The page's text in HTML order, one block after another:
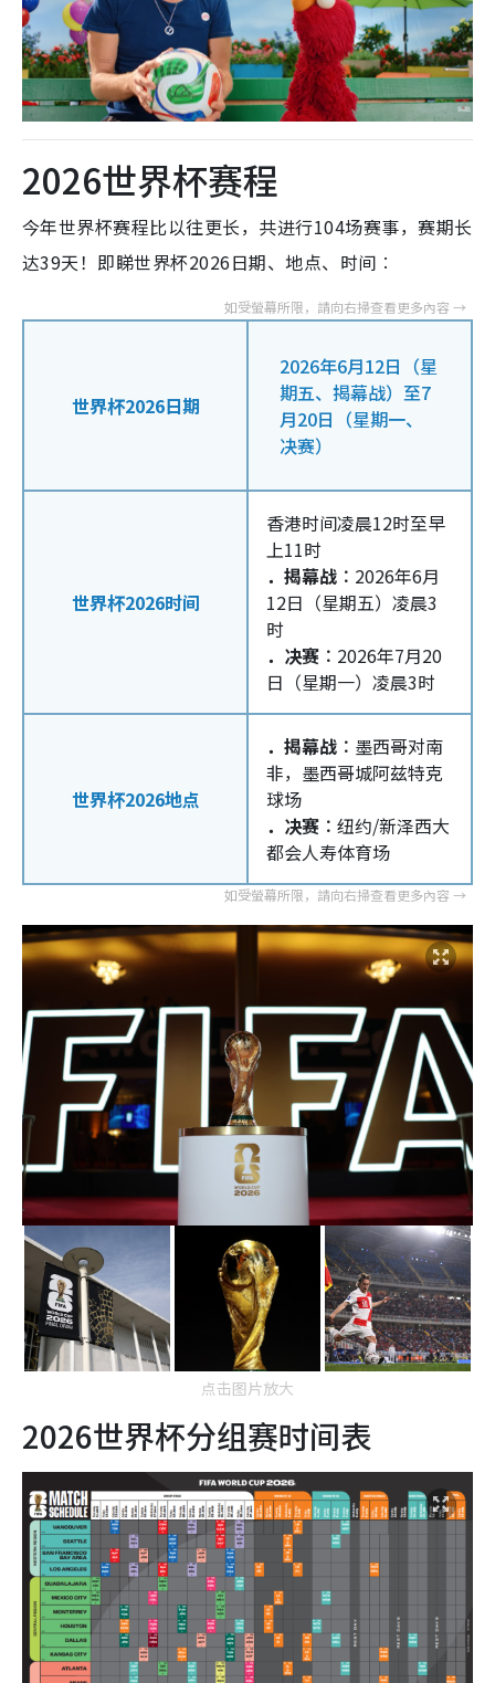
2026世界杯赛程
今年世界杯赛程比以往更长，共进行104场赛事，赛期长
达39天！即睇世界杯2026日期、地点、时间︰
世界杯2026日期
2026年6月12日（星
期五、揭幕战）至7
月20日（星期一、
决赛）
世界杯2026时间
香港时间凌晨12时至早
上11时
．揭幕战︰ 2026年6月
12日（星期五）凌晨3
时
．决赛︰ 2026年7月20
日（星期一）凌晨3时
世界杯2026地点
．揭幕战︰ 墨西哥对南
非，墨西哥城阿兹特克
球场
．决赛︰ 纽约/新泽西大
都会人寿体育场
点击图片放大
2026世界杯分组赛时间表